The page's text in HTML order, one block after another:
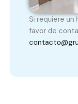
Si requiere un
favor de